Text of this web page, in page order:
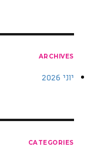
ARCHIVES
יוני 2026
CATEGORIES